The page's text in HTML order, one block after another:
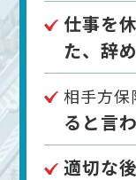
仕事を
た、辞
相手方保
ると言
適切な